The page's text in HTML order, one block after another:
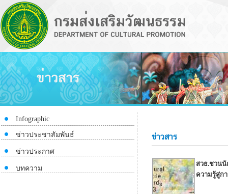
Infographic
ข่าวประชาสัมพันธ์
ข่าวประกาศ
บทความ
ข่าวสาร
สวธ.ชวนนั
ความรู้สู่ก